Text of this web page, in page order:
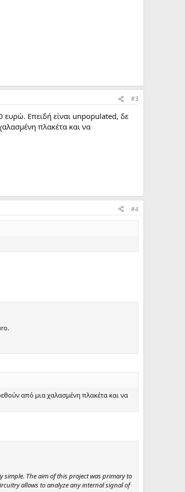
#3
ευρώ. Επειδή είναι unpopulated, δε
πλακέτα και να
#4
από μια χαλασμένη πλακέτα και να
simple. The aim of this project was primary to
allows to analyze any internal signal of